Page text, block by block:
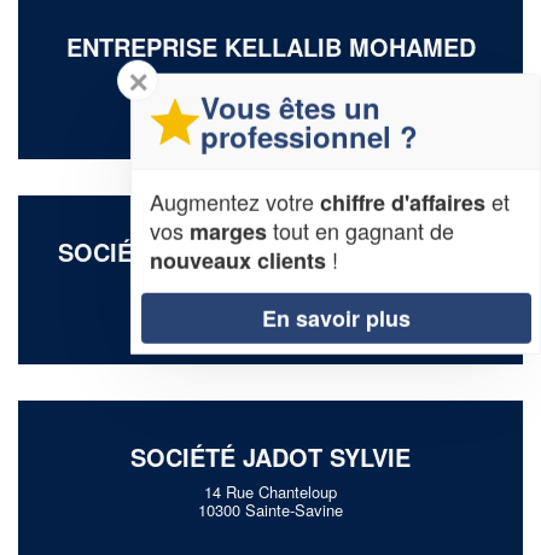
ENTREPRISE KELLALIB MOHAMED
4 Rue De La Montee Des Changes
10000 Troyes
SOCIÉTÉ ROIG-MONVOISIN CORALY
4 Chemin De L’ardillier
10190 Fontvannes
SOCIÉTÉ JADOT SYLVIE
14 Rue Chanteloup
10300 Sainte-Savine
✕
Vous êtes un
professionnel ?
Augmentez votrechiffre d'affaireset
vos margestout en gagnant de
nouveaux clients !
En savoir plus